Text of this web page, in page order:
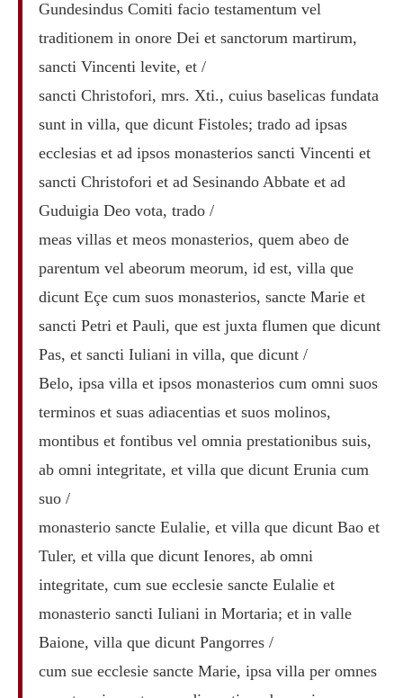
Gundesindus Comiti facio testamentum vel
traditionem in onore Dei et sanctorum martirum,
sancti Vincenti levite, et /
sancti Christofori, mrs. Xti., cuius baselicas fundata
sunt in villa, que dicunt Fistoles; trado ad ipsas
ecclesias et ad ipsos monasterios sancti Vincenti et
sancti Christofori et ad Sesinando Abbate et ad
Guduigia Deo vota, trado /
meas villas et meos monasterios, quem abeo de
parentum vel abeorum meorum, id est, villa que
dicunt Eçe cum suos monasterios, sancte Marie et
sancti Petri et Pauli, que est juxta flumen que dicunt
Pas, et sancti Iuliani in villa, que dicunt /
Belo, ipsa villa et ipsos monasterios cum omni suos
terminos et suas adiacentias et suos molinos,
montibus et fontibus vel omnia prestationibus suis,
ab omni integritate, et villa que dicunt Erunia cum
suo /
monasterio sancte Eulalie, et villa que dicunt Bao et
Tuler, et villa que dicunt Ienores, ab omni
integritate, cum sue ecclesie sancte Eulalie et
monasterio sancti Iuliani in Mortaria; et in valle
Baione, villa que dicunt Pangorres /
cum sue ecclesie sancte Marie, ipsa villa per omnes